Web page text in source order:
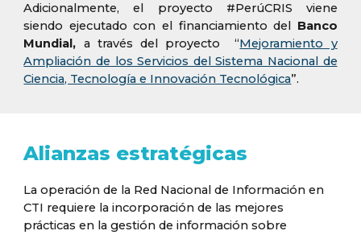
Adicionalmente, el proyecto #PerúCRIS viene
siendo ejecutado con el financiamiento del Banco
Mundial, a través del proyecto “Mejoramiento y
Ampliación de los Servicios del Sistema Nacional de
Ciencia, Tecnología e Innovación Tecnológica”.
Alianzas estratégicas
La operación de la Red Nacional de Información en
CTI requiere la incorporación de las mejores
prácticas en la gestión de información sobre